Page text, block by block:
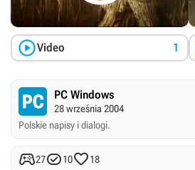
Video 1
PC Windows
28 września 2004
Polskie napisy i dialogi.
271018